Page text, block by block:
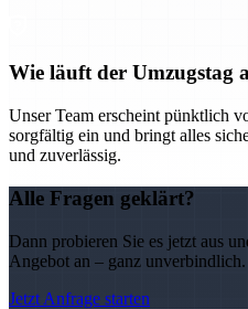
Wie läuft der Umzugstag
Unser Team erscheint pünktlich
sorgfältig ein und bringt alles
und zuverlässig.
Alle Fragen geklärt?
Dann probieren Sie es jetzt aus
Angebot an – ganz unverbindlich.
Jetzt Anfrage starten